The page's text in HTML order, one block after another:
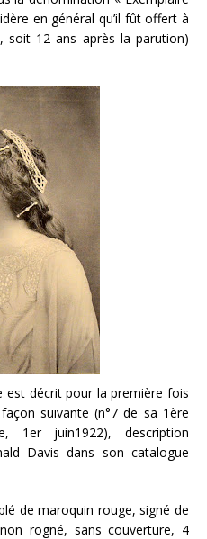
en général qu’il fût offert à
soit 12 ans après la parution)
est décrit pour la première fois
suivante (n°7 de sa 1ère
1er juin1922), description
Davis dans son catalogue
de maroquin rouge, signé de
rogné, sans couverture, 4